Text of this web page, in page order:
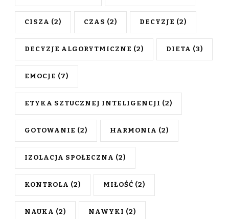
CISZA (2) CZAS (2) DECYZJE (2)
DECYZJE ALGORYTMICZNE (2) DIETA (3)
EMOCJE (7)
ETYKA SZTUCZNEJ INTELIGENCJI (2)
GOTOWANIE (2) HARMONIA (2)
IZOLACJA SPOŁECZNA (2)
KONTROLA (2) MIŁOŚĆ (2)
NAUKA (2) NAWYKI (2)